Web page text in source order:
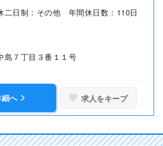
日制：その他 年間休日数：110日
島７丁目３番１１号
へ 求人をキープ